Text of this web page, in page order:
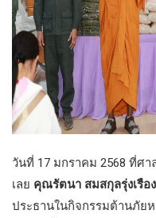
วันที่ 17 มกราคม 2568 ที่ศ
เลย คุณรัตนา สมสกุลรุ่งเรือง
ประธานในกิจกรรมต้านภัย